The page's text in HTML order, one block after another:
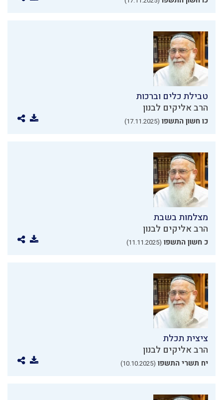
טבילת כלים וברכות
הרב אליקים לבנון
כו חשון התשפו (17.11.2025)
מצלמות בשבת
הרב אליקים לבנון
כ חשון התשפו (11.11.2025)
ציצית תכלת
הרב אליקים לבנון
יח תשרי התשפו (10.10.2025)